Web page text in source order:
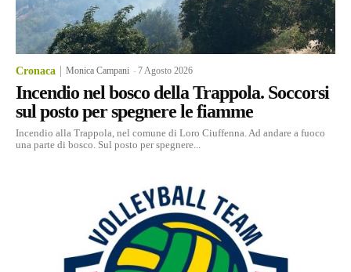
Cronaca Monica Campani -7 Agosto 2026
Incendio nel bosco della Trappola. Soccorsi
sul posto per spegnere le fiamme
Incendio alla Trappola, nel comune di Loro Ciuffenna. Ad andare a fuoco
una parte di bosco. Sul posto per spegnere...